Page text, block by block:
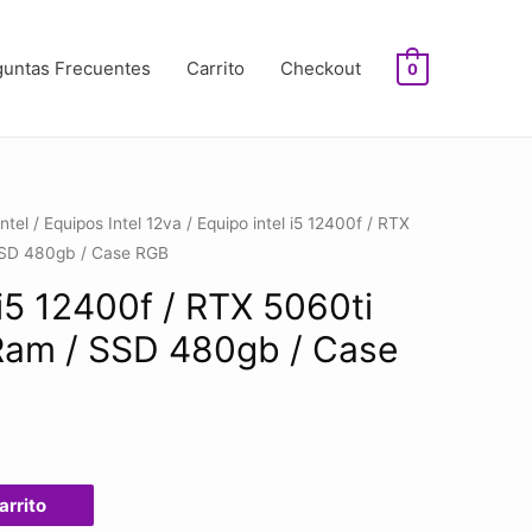
Frecuentes Carrito Checkout 0
/ Equipos Intel 12va / Equipo intel i5 12400f / RTX
480gb / Case RGB
12400f / RTX 5060ti
/ SSD 480gb / Case